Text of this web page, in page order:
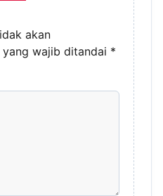
akan
yang wajib ditandai *